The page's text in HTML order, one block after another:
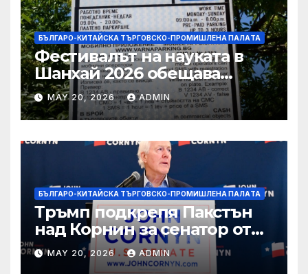
БЪЛГАРО-КИТАЙСКА ТЪРГОВСКО-ПРОМИШЛЕНА ПАЛAТА
Фестивалът на науката в
Шанхай 2026 обещава
вълнуващи научно-
технологични иновации
MAY 20, 2026 ADMIN
БЪЛГАРО-КИТАЙСКА ТЪРГОВСКО-ПРОМИШЛЕНА ПАЛAТА
Тръмп подкрепя Пакстън
над Корнин за сенатор от
Тексас в шокираща
подкрепа
MAY 20, 2026 ADMIN